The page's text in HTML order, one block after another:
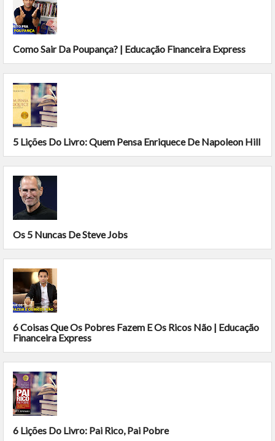
Como Sair Da Poupança? | Educação Financeira Express
5 Lições Do Livro: Quem Pensa Enriquece De Napoleon Hill
Os 5 Nuncas De Steve Jobs
6 Coisas Que Os Pobres Fazem E Os Ricos Não | Educação
Financeira Express
6 Lições Do Livro: Pai Rico, Pai Pobre